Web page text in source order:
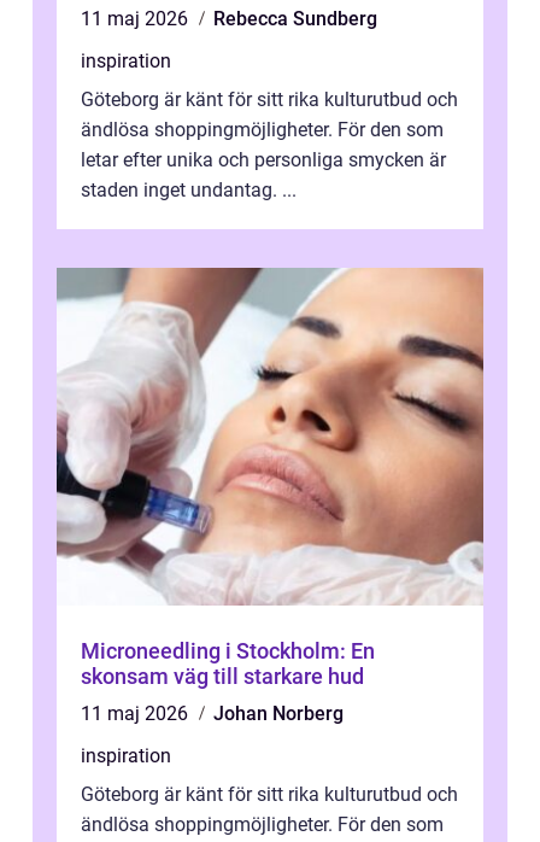
11 maj 2026
Rebecca Sundberg
inspiration
Göteborg är känt för sitt rika kulturutbud och
ändlösa shoppingmöjligheter. För den som
letar efter unika och personliga smycken är
staden inget undantag. ...
Microneedling i Stockholm: En
skonsam väg till starkare hud
11 maj 2026
Johan Norberg
inspiration
Göteborg är känt för sitt rika kulturutbud och
ändlösa shoppingmöjligheter. För den som